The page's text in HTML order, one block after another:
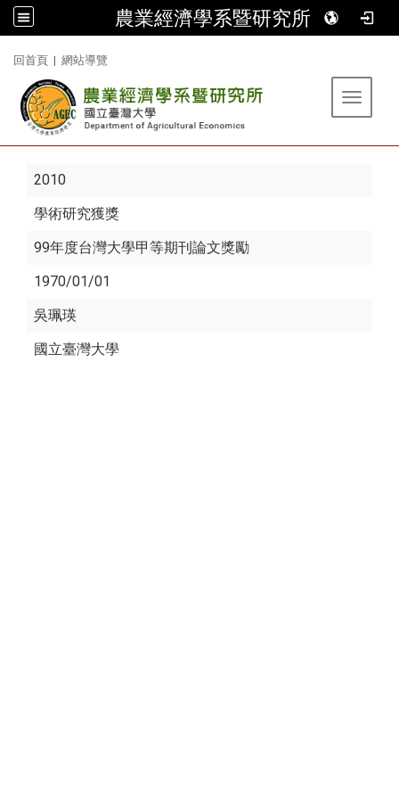
農業經濟學系暨研究所
回首頁 | 網站導覽
Toggle
2010
學術研究獲獎
99年度台灣大學甲等期刊論文獎勵
1970/01/01
吳珮瑛
國立臺灣大學